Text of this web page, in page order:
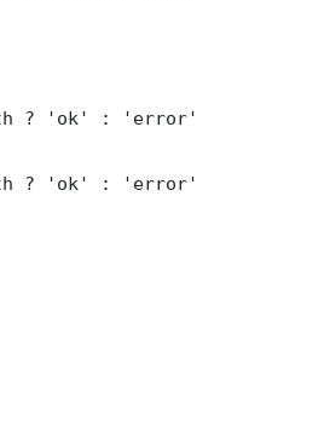
? 'ok' : 'error'
? 'ok' : 'error'